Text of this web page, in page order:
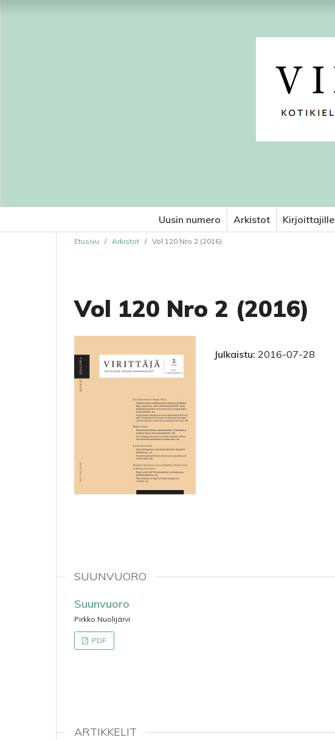
Uusin numero Arkistot Kirjoittajille
Etusivu / Arkistot / Vol 120 Nro 2 (2016)
Vol 120 Nro 2 (2016)
Julkaistu: 2016-07-28
SUUNVUORO
Suunvuoro
Pirkko Nuolijärvi
PDF
ARTIKKELIT